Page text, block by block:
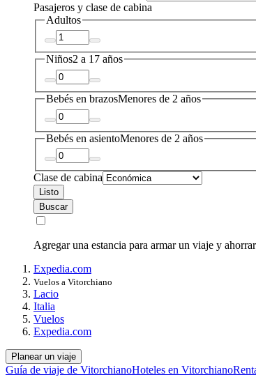
Pasajeros y clase de cabina
Adultos
Niños2 a 17 años
Bebés en brazosMenores de 2 años
Bebés en asientoMenores de 2 años
Clase de cabina
Listo
Buscar
Agregar una estancia para armar un viaje y
Expedia.com
Vuelos a Vitorchiano
Lacio
Italia
Vuelos
Expedia.com
Planear un viaje
Guía de viaje de VitorchianoHoteles en Vitorchiano